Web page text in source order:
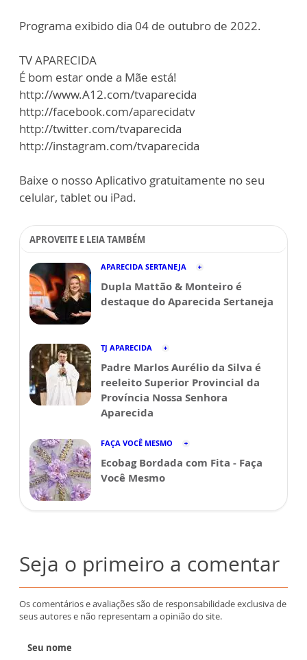
Programa exibido dia 04 de outubro de 2022.
TV APARECIDA
É bom estar onde a Mãe está!
http://www.A12.com/tvaparecida
http://facebook.com/aparecidatv
http://twitter.com/tvaparecida
http://instagram.com/tvaparecida
Baixe o nosso Aplicativo gratuitamente no seu
celular, tablet ou iPad.
APROVEITE E LEIA TAMBÉM
APARECIDA SERTANEJA
Dupla Mattão & Monteiro é
destaque do Aparecida Sertaneja
TJ APARECIDA
Padre Marlos Aurélio da Silva é
reeleito Superior Provincial da
Província Nossa Senhora
Aparecida
FAÇA VOCÊ MESMO
Ecobag Bordada com Fita - Faça
Você Mesmo
Seja o primeiro a comentar
Os comentários e avaliações são de responsabilidade exclusiva de
seus autores e não representam a opinião do site.
Seu nome